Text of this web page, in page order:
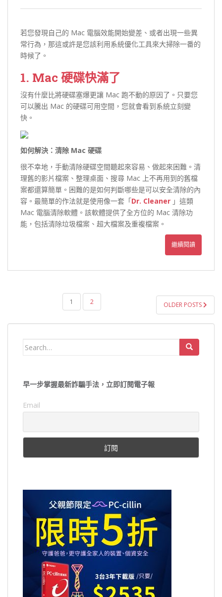
若您發現自己的 Mac 電腦效能開始變差、或者出現一些異
常行為，那這或許是您該利用系統優化工具來大掃除一番的
時候了。
1. Mac 硬碟快滿了
沒有什麼比將硬碟塞爆更讓 Mac 跑不動的原因了。只要您
可以騰出 Mac 的硬碟可用空間，您就會看到系統立刻變
快。
如何解決：清除 Mac 硬碟
很不幸地，手動清除硬碟空間聽起來容易、做起來困難。清
理舊的影片檔案、整理桌面、搜尋 Mac 上不再用到的舊檔
案都還算簡單。困難的是如何判斷哪些是可以安全清除的內
容。最簡單的作法就是使用像一套「Dr. Cleaner 」這類
Mac 電腦清除軟體。該軟體提供了全方位的 Mac 清除功
能，包括清除垃圾檔案、超大檔案及重複檔案。
繼續閱讀
導
1 2 OLDER POSTS
Search
早一步掌握最新詐騙手法，立即訂閱電子報
Email